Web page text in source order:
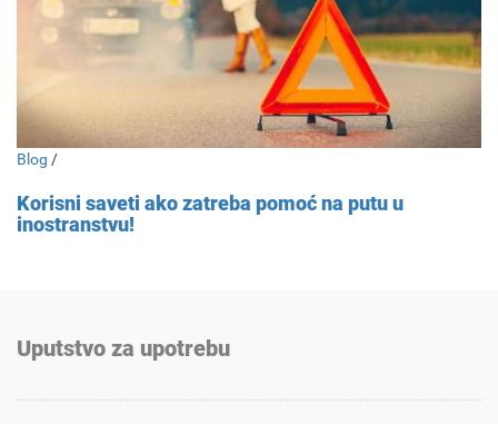
Blog /
Korisni saveti ako zatreba pomoć na putu u
inostranstvu!
Uputstvo za upotrebu